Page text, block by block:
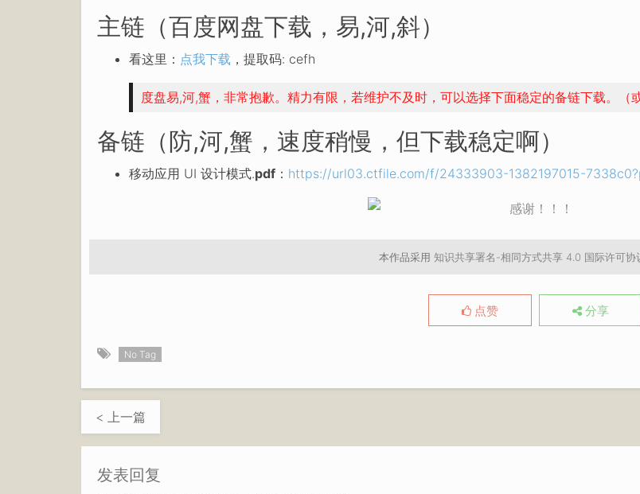
主链（百度网盘下载，易,河,斜）
看这里： 点我下载 ，提取码: cefh
度盘易,河,蟹，非常抱歉。精力有限，若维护不及时，可以选择下面稳定的备链下载。（
备链（防,河,蟹，速度稍慢，但下载稳定啊）
移动应用 UI 设计模式.pdf ： https://url03.ctfile.com/f/24333903-1382197015-
本作品采用 知识共享署名-相同方式共享 4.0 国际许可协
点赞 分享
No Tag
< 上一篇
发表回复